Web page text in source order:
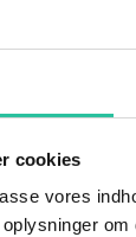
cookies
vores
nedlagt
på